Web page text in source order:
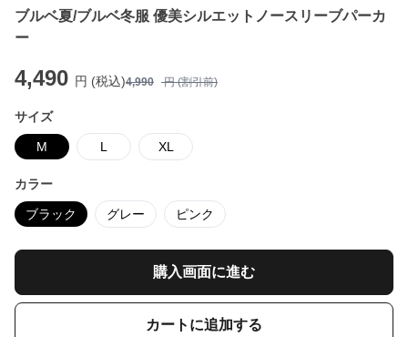
ブルベ夏/ブルベ冬服 優美シルエットノースリーブパーカ
ー
4,490 円 (税込)4,990 円 (割引前)
サイズ
M L XL
カラー
ブラック グレー ピンク
購入画面に進む
カートに追加する